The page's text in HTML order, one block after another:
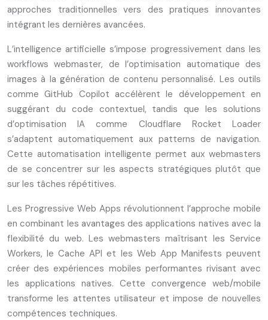
approches traditionnelles vers des pratiques innovantes
intégrant les dernières avancées.
L’intelligence artificielle s’impose progressivement dans les
workflows webmaster, de l’optimisation automatique des
images à la génération de contenu personnalisé. Les outils
comme GitHub Copilot accélèrent le développement en
suggérant du code contextuel, tandis que les solutions
d’optimisation IA comme Cloudflare Rocket Loader
s’adaptent automatiquement aux patterns de navigation.
Cette automatisation intelligente permet aux webmasters
de se concentrer sur les aspects stratégiques plutôt que
sur les tâches répétitives.
Les Progressive Web Apps révolutionnent l’approche mobile
en combinant les avantages des applications natives avec la
flexibilité du web. Les webmasters maîtrisant les Service
Workers, le Cache API et les Web App Manifests peuvent
créer des expériences mobiles performantes rivisant avec
les applications natives. Cette convergence web/mobile
transforme les attentes utilisateur et impose de nouvelles
compétences techniques.